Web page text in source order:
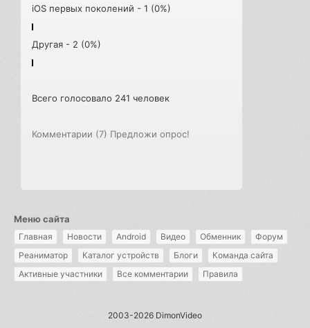
iOS первых поколений - 1 (0%)
Другая - 2 (0%)
Всего голосовало 241 человек
Комментарии (7) Предложи опрос!
Меню сайта
Главная Новости Android Видео Обменник
Форум
Реаниматор
Каталог устройств Блоги
Команда сайта
Активные участники
Все комментарии Правила
2003-2026 DimonVideo